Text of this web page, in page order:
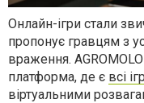
Онлайн-ігри стали
пропонує гравцям з
враження.
платформа, де є всі
віртуальними